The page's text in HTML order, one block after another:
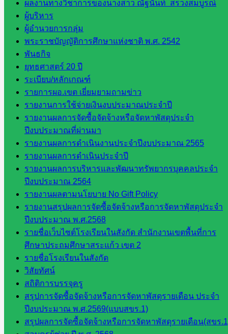
ผลงานทางวิชาการของนางสาว ณัฐนันท์ สรวงสมบูรณ์
ผู้บริหาร
ผู้อำนวยการกลุ่ม
พระราชบัญญัติการศึกษาแห่งชาติ พ.ศ. 2542
พันธกิจ
ยุทธศาสตร์ 20 ปี
ระเบียบ/หลักเกณฑ์
รายการผอ.เขต เยี่ยมยามถามข่าว
รายงานการใช้จ่ายเงินงบประมาณประจำปี
รายงานผลการจัดซื้อจัดจ้างหรือจัดหาพัสดุประจำ
ปีงบประมาณที่ผ่านมา
รายงานผลการดำเนินงานประจำปีงบประมาณ 2565
รายงานผลการดำเนินประจำปี
รายงานผลการบริหารและพัฒนาทรัพยากรบุคคลประจำ
ปีงบประมาณ 2564
รายงานผลตามนโยบาย No Gift Policy
รายงานสรุปผลการจัดซื้อจัดจ้างหรือการจัดหาพัสดุประจำ
ปีงบประมาณ พ.ศ.2568
รายชื่อเว็บไซต์โรงเรียนในสังกัด สำนักงานเขตพื้นที่การ
ศึกษาประถมศึกษาสระแก้ว เขต 2
รายชื่อโรงเรียนในสังกัด
วิสัยทัศน์
สถิติการบรรจุครู
สรุปการจัดซื้อจัดจ้างหรือการจัดหาพัสดุรายเดือน ประจำ
ปีงบประมาณ พ.ศ.2569(แบบสขร.1)
สรุปผลการจัดซื้อจัดจ้างหรือการจัดหาพัสดุรายเดือน(สขร
สพป.สระแก้ว
เขต 2
วิทยาลัย
เทคนิค
สระแก้ว
วิทยาลัย
เทคนิค
วังน้ำเย็น
กศน.สระแก้ว
เว็บไซต์
กลุ่มงาน
สำนักงาน
กลุ่
มอำนวย
การ
กลุ่ม
บริหาร
งานงาน
เงินและ
สินทรัพย์
กลุ่มน